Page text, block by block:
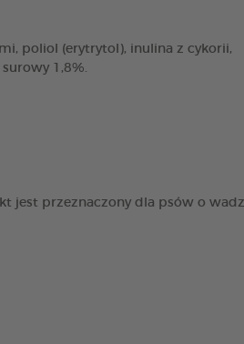
poliol (erytrytol), inulina z cykorii,
1,8%.
jest przeznaczony dla psów o